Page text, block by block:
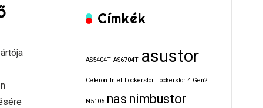
Címkék
AS5404T AS6704T asustor
Celeron Intel Lockerstor Lockerstor 4 Gen2
N5105 nas nimbustor